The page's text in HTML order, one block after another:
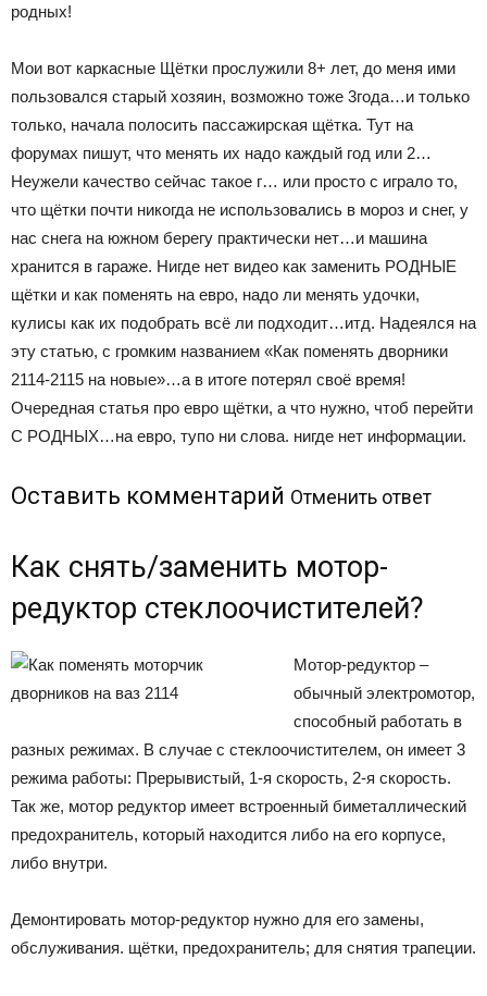
родных!
Мои вот каркасные Щётки прослужили 8+ лет, до меня ими
пользовался старый хозяин, возможно тоже 3года…и только
только, начала полосить пассажирская щётка. Тут на
форумах пишут, что менять их надо каждый год или 2…
Неужели качество сейчас такое г… или просто с играло то,
что щётки почти никогда не использовались в мороз и снег, у
нас снега на южном берегу практически нет…и машина
хранится в гараже. Нигде нет видео как заменить РОДНЫЕ
щётки и как поменять на евро, надо ли менять удочки,
кулисы как их подобрать всё ли подходит…итд. Надеялся на
эту статью, с громким названием «Как поменять дворники
2114-2115 на новые»…а в итоге потерял своё время!
Очередная статья про евро щётки, а что нужно, чтоб перейти
С РОДНЫХ…на евро, тупо ни слова. нигде нет информации.
Оставить комментарий Отменить ответ
Как снять/заменить мотор-
редуктор стеклоочистителей?
Мотор-редуктор –
обычный электромотор,
способный работать в
разных режимах. В случае с стеклоочистителем, он имеет 3
режима работы: Прерывистый, 1-я скорость, 2-я скорость.
Так же, мотор редуктор имеет встроенный биметаллический
предохранитель, который находится либо на его корпусе,
либо внутри.
Демонтировать мотор-редуктор нужно для его замены,
обслуживания. щётки, предохранитель; для снятия трапеции.